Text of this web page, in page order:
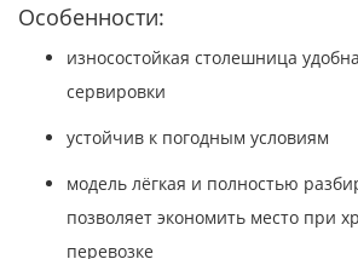
Особенности:
износостойкая столешница
сервировки
устойчив к погодным условиям
модель лёгкая и полностью
позволяет экономить место при
перевозке